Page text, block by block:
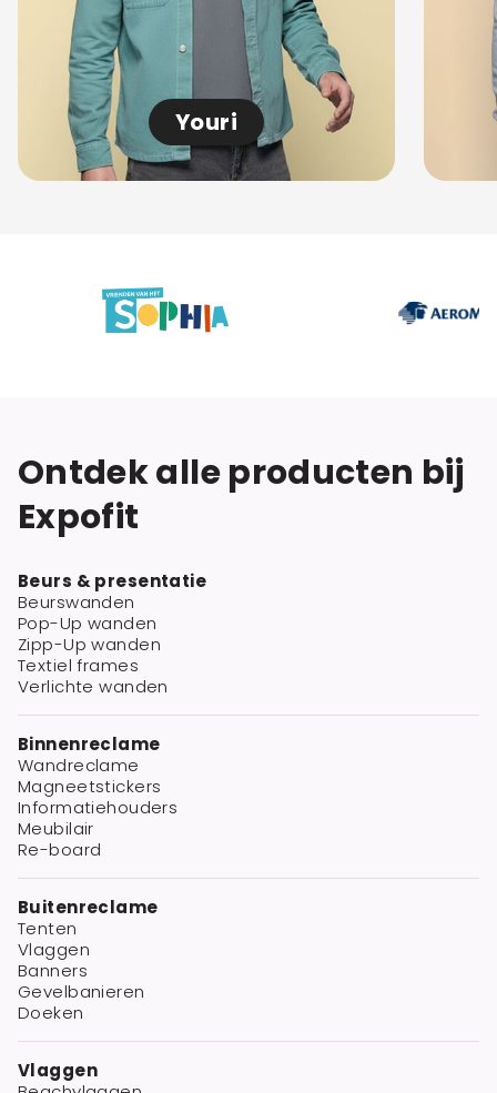
Youri
Ontdek alle producten bij
Expofit
Beurs & presentatie
Beurswanden
Pop-Up wanden
Zipp-Up wanden
Textiel frames
Verlichte wanden
Binnenreclame
Wandreclame
Magneetstickers
Informatiehouders
Meubilair
Re-board
Buitenreclame
Tenten
Vlaggen
Banners
Gevelbanieren
Doeken
Vlaggen